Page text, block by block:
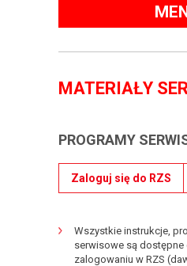
MATERIAŁY
PROGRAMY
Zaloguj się do RZS
Wszystkie instrukcje,
serwisowe są
zalogowaniu w RZS